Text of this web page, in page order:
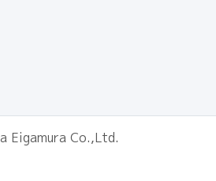
Eigamura Co.,Ltd.